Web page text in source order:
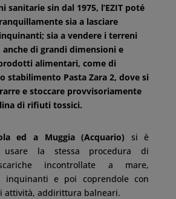
sanitarie sin dal 1975, l’EZIT poté
sia a lasciare
sia a vendere i terreni
anche di grandi dimensioni e
alimentari, come di
stabilimento Pasta Zara 2, dove si
e stoccare provvisoriamente
di rifiuti tossici.
ed a Muggia (Acquario) si è
usare la stessa procedura di
incontrollate a mare,
inquinanti e poi coprendole con
attività, addirittura balneari.